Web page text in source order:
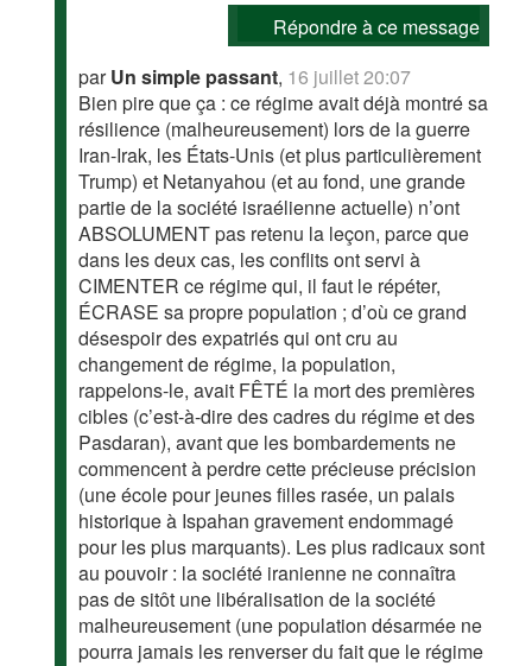
Répondre à ce message
parUn simple passant, 16 juillet 20:07
Bien pire que ça : ce régime avait déjà montré sa
résilience (malheureusement) lors de la guerre
Iran-Irak, les États-Unis (et plus particulièrement
Trump) et Netanyahou (et au fond, une grande
partie de la société israélienne actuelle) n’ont
ABSOLUMENT pas retenu la leçon, parce que
dans les deux cas, les conflits ont servi à
CIMENTER ce régime qui, il faut le répéter,
ÉCRASE sa propre population ; d’où ce grand
désespoir des expatriés qui ont cru au
changement de régime, la population,
rappelons-le, avait FÊTÉ la mort des premières
cibles (c’est-à-dire des cadres du régime et des
Pasdaran), avant que les bombardements ne
commencent à perdre cette précieuse précision
(une école pour jeunes filles rasée, un palais
historique à Ispahan gravement endommagé
pour les plus marquants). Les plus radicaux sont
au pouvoir : la société iranienne ne connaîtra
pas de sitôt une libéralisation de la société
malheureusement (une population désarmée ne
pourra jamais les renverser du fait que le régime